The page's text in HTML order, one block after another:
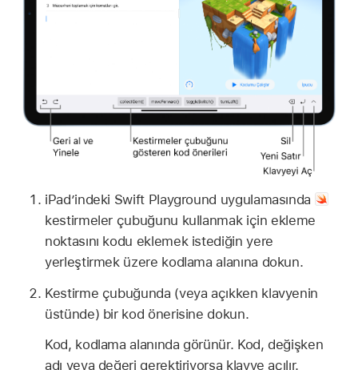
iPad’indeki Swift Playground uygulamasında
kestirmeler çubuğunu kullanmak için ekleme
noktasını kodu eklemek istediğin yere
yerleştirmek üzere kodlama alanına dokun.
Kestirme çubuğunda (veya açıkken klavyenin
üstünde) bir kod önerisine dokun.
Kod, kodlama alanında görünür. Kod, değişken
adı veya değeri gerektiriyorsa klavye açılır.